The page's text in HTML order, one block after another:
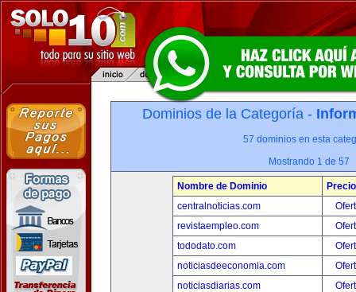
Dominios de la Categoría -
57 dominios en esta
Mostrando 1 de 57
Nombre de Dominio
Precio
centralnoticias.com
revistaempleo.com
tododato.com
noticiasdeeconomia.com
noticiasdiarias.com